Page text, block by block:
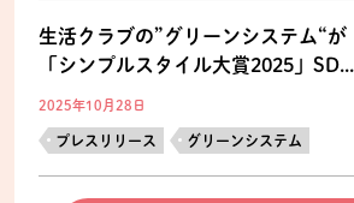
生活クラブの”グリーンシステム“が
「シンプルスタイル大賞2025」SD...
2025年10月28日
プレスリリース グリーンシステム